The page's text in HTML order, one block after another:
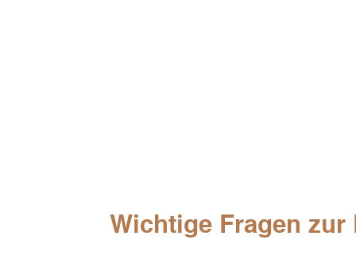
Wichtige Fragen zur